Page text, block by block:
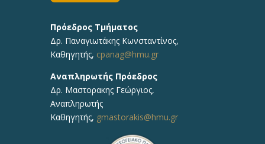
Πρόεδρος Τμήματος
Δρ. Παναγιωτάκης Κωνσταντίνος,
Καθηγητής, cpanag@hmu.gr
Αναπληρωτής Πρόεδρος
Δρ. Μαστορακης Γεώργιος,
Αναπληρωτής
Καθηγητής, gmastorakis@hmu.gr